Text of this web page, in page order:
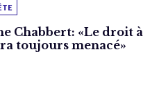
Chabbert: «Le droit à
toujours menacé»